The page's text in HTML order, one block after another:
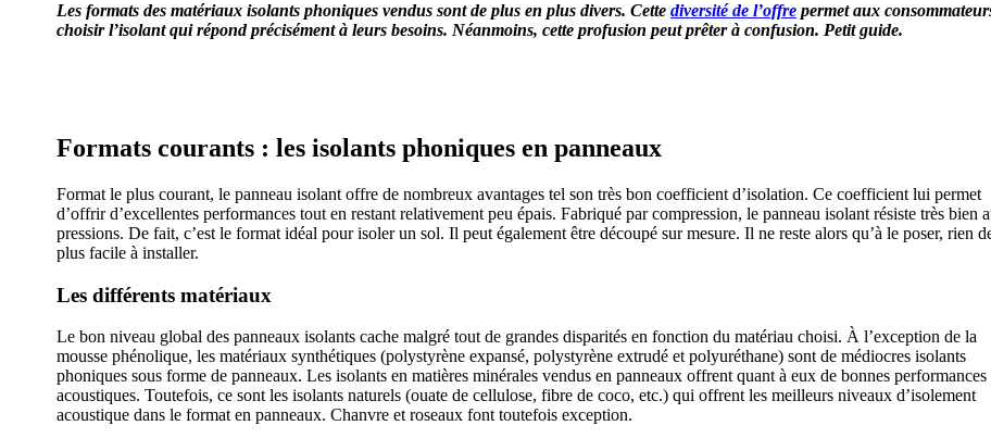
Les formats des matériaux isolants phoniques vendus sont de plus en plus divers. Cette diversité de l’offre permet aux
choisir l’isolant qui répond précisément à leurs besoins. Néanmoins, cette profusion peut prêter à confusion. Petit guide.
Formats courants : les isolants phoniques en panneaux
Format le plus courant, le panneau isolant offre de nombreux avantages tel son très bon coefficient d’isolation. Ce coefficient lui permet
d’offrir d’excellentes performances tout en restant relativement peu épais. Fabriqué par compression, le panneau isolant résiste très bien
pressions. De fait, c’est le format idéal pour isoler un sol. Il peut également être découpé sur mesure. Il ne reste alors qu’à le poser, rien
plus facile à installer.
Les différents matériaux
Le bon niveau global des panneaux isolants cache malgré tout de grandes disparités en fonction du matériau choisi. À l’exception de la
mousse phénolique, les matériaux synthétiques (polystyrène expansé, polystyrène extrudé et polyuréthane) sont de médiocres isolants
phoniques sous forme de panneaux. Les isolants en matières minérales vendus en panneaux offrent quant à eux de bonnes performances
acoustiques. Toutefois, ce sont les isolants naturels (ouate de cellulose, fibre de coco, etc.) qui offrent les meilleurs niveaux d’isolement
acoustique dans le format en panneaux. Chanvre et roseaux font toutefois exception.